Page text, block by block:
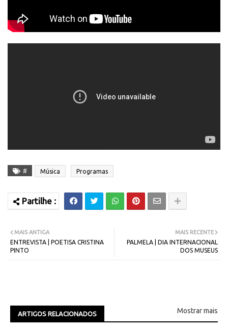
# Música Programas
MAIS RECENTE
PALMELA | DIA INTERNACIONAL
DOS MUSEUS
MAIS ANTIGA
ENTREVISTA | POETISA CRISTINA
PINTO
ARTIGOS RELACIONADOS Mostrar mais